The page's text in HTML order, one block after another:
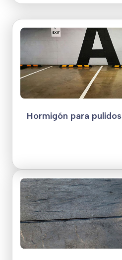
Hormigón para pulidos